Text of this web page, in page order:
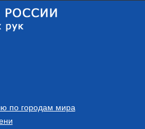
по городам мира